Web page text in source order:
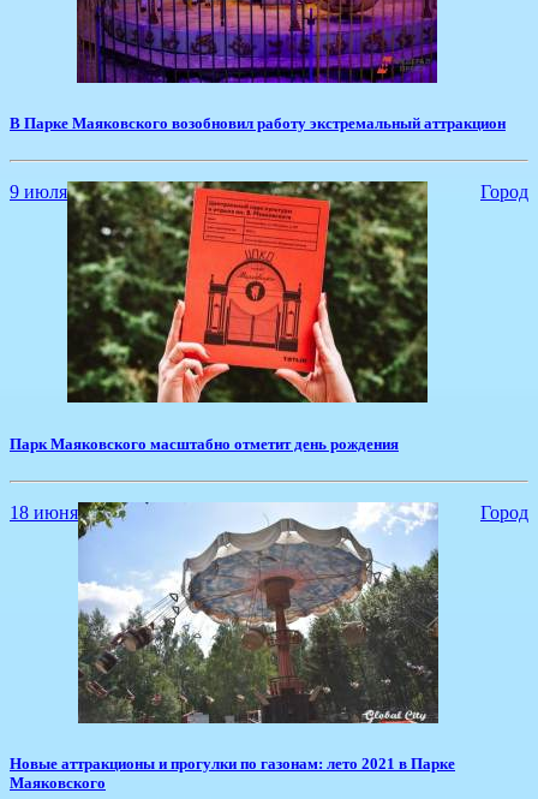
​В Парке Маяковского возобновил работу экстремальный аттракцион
9 июля Город
Парк Маяковского масштабно отметит день рождения
18 июня Город
Новые аттракционы и прогулки по газонам: лето 2021 в Парке
Маяковского